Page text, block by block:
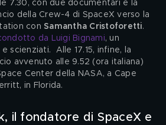
della Crew-4 di SpaceX verso la
con Samantha Cristoforetti.
da Luigi Bignami, un
scienziati.  Alle 17.15, infine, la
avvenuto alle 9.52 (ora italiana)
Center della NASA, a Cape
in Florida.